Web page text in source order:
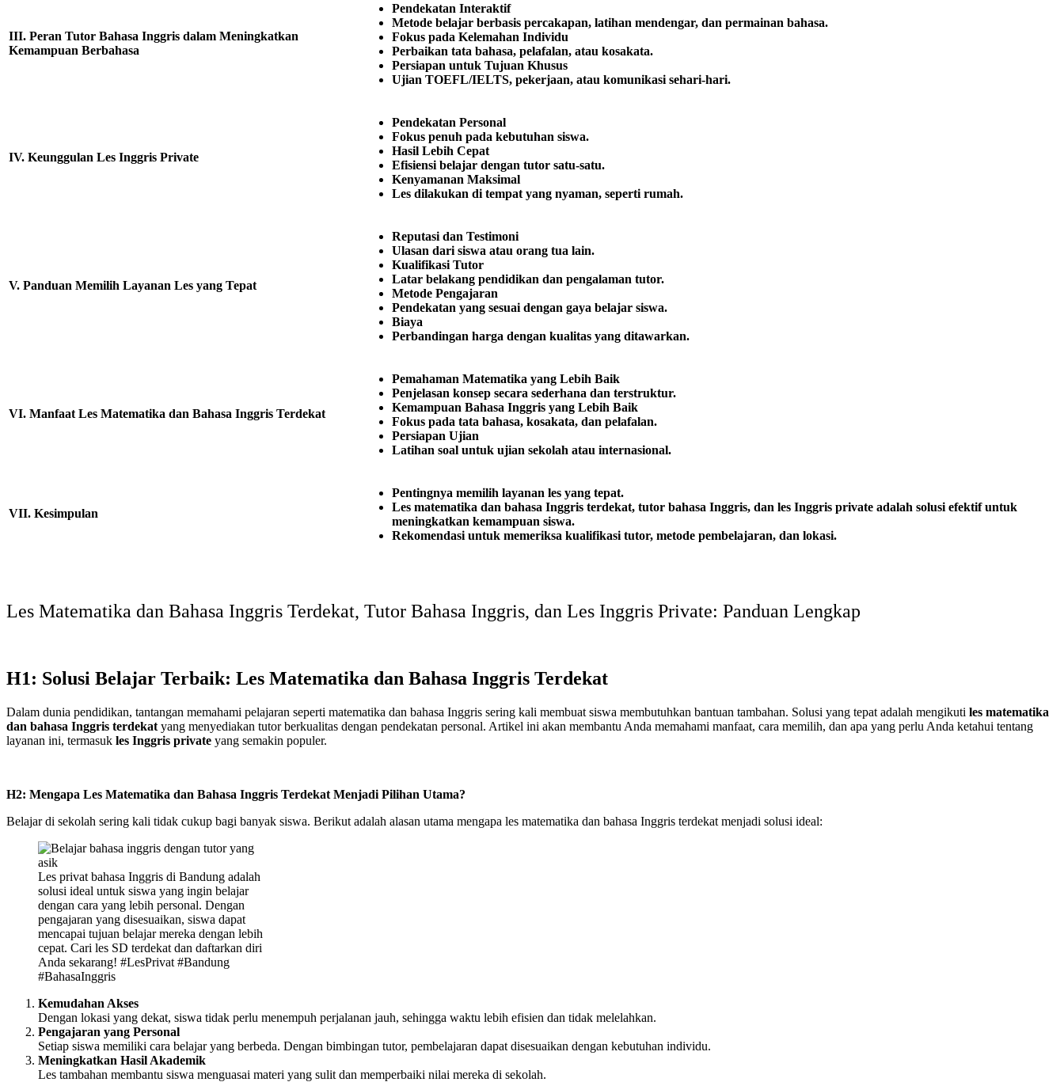
III. Peran Tutor Bahasa Inggris dalam Meningkatkan
Kemampuan Berbahasa
Pendekatan Interaktif
Metode belajar berbasis percakapan, latihan mendengar, dan permainan bahasa.
Fokus pada Kelemahan Individu
Perbaikan tata bahasa, pelafalan, atau kosakata.
Persiapan untuk Tujuan Khusus
Ujian TOEFL/IELTS, pekerjaan, atau komunikasi sehari-hari.
IV. Keunggulan Les Inggris Private
Pendekatan Personal
Fokus penuh pada kebutuhan siswa.
Hasil Lebih Cepat
Efisiensi belajar dengan tutor satu-satu.
Kenyamanan Maksimal
Les dilakukan di tempat yang nyaman, seperti rumah.
V. Panduan Memilih Layanan Les yang Tepat
Reputasi dan Testimoni
Ulasan dari siswa atau orang tua lain.
Kualifikasi Tutor
Latar belakang pendidikan dan pengalaman tutor.
Metode Pengajaran
Pendekatan yang sesuai dengan gaya belajar siswa.
Biaya
Perbandingan harga dengan kualitas yang ditawarkan.
VI. Manfaat Les Matematika dan Bahasa Inggris Terdekat
Pemahaman Matematika yang Lebih Baik
Penjelasan konsep secara sederhana dan terstruktur.
Kemampuan Bahasa Inggris yang Lebih Baik
Fokus pada tata bahasa, kosakata, dan pelafalan.
Persiapan Ujian
Latihan soal untuk ujian sekolah atau internasional.
VII. Kesimpulan
Pentingnya memilih layanan les yang tepat.
Les matematika dan bahasa Inggris terdekat, tutor bahasa Inggris, dan les Inggris private adalah solusi efektif untuk
meningkatkan kemampuan siswa.
Rekomendasi untuk memeriksa kualifikasi tutor, metode pembelajaran, dan lokasi.
Les Matematika dan Bahasa Inggris Terdekat, Tutor Bahasa Inggris, dan Les Inggris Private: Panduan Lengkap
H1: Solusi Belajar Terbaik: Les Matematika dan Bahasa Inggris Terdekat
Dalam dunia pendidikan, tantangan memahami pelajaran seperti matematika dan bahasa Inggris sering kali membuat siswa membutuhkan bantuan tambahan. Solusi yang tepat adalah mengikuti les matematika
dan bahasa Inggris terdekat yang menyediakan tutor berkualitas dengan pendekatan personal. Artikel ini akan membantu Anda memahami manfaat, cara memilih, dan apa yang perlu Anda ketahui tentang
layanan ini, termasuk les Inggris private yang semakin populer.
H2: Mengapa Les Matematika dan Bahasa Inggris Terdekat Menjadi Pilihan Utama?
Belajar di sekolah sering kali tidak cukup bagi banyak siswa. Berikut adalah alasan utama mengapa les matematika dan bahasa Inggris terdekat menjadi solusi ideal:
Les privat bahasa Inggris di Bandung adalah
solusi ideal untuk siswa yang ingin belajar
dengan cara yang lebih personal. Dengan
pengajaran yang disesuaikan, siswa dapat
mencapai tujuan belajar mereka dengan lebih
cepat. Cari les SD terdekat dan daftarkan diri
Anda sekarang! #LesPrivat #Bandung
#BahasaInggris
Kemudahan Akses
Dengan lokasi yang dekat, siswa tidak perlu menempuh perjalanan jauh, sehingga waktu lebih efisien dan tidak melelahkan.
Pengajaran yang Personal
Setiap siswa memiliki cara belajar yang berbeda. Dengan bimbingan tutor, pembelajaran dapat disesuaikan dengan kebutuhan individu.
Meningkatkan Hasil Akademik
Les tambahan membantu siswa menguasai materi yang sulit dan memperbaiki nilai mereka di sekolah.